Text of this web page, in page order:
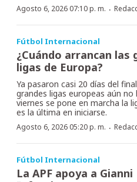
Agosto 6, 2026 07:10 p. m. ·
Fútbol Internacional
¿Cuándo arrancan las
ligas de Europa?
Ya pasaron casi 20 días del
grandes ligas europeas aún
viernes se pone en marcha la
es la última en iniciarse.
Agosto 6, 2026 05:20 p. m. ·
Fútbol Internacional
La APF apoya a Gianni